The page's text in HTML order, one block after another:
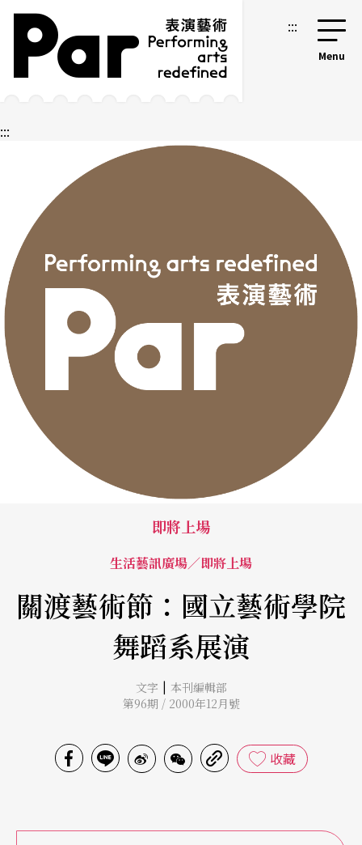
跳到主要內容區塊
網站導覽 :::
:::
即將上場
生活藝訊廣場／即將上場
關渡藝術節：國立藝術學院
舞蹈系展演
文字 | 本刊編輯部
第96期 / 2000年12月號
收藏